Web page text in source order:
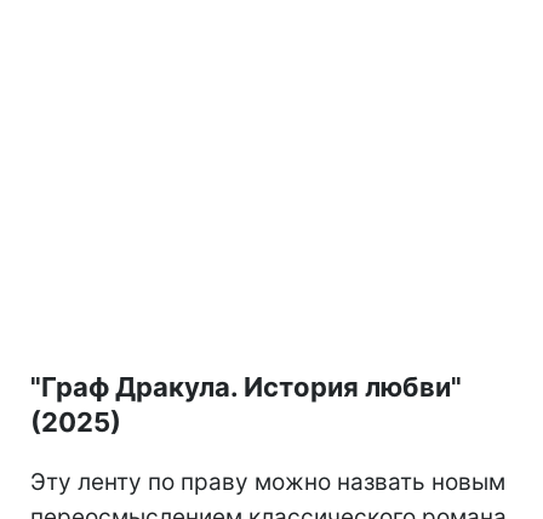
"Граф Дракула. История любви"
(2025)
Эту ленту по праву можно назвать новым